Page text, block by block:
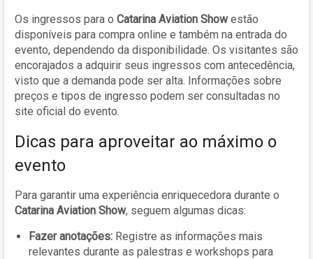
Os ingressos para o Catarina Aviation Showestão
disponíveis para compra online e também na entrada do
evento, dependendo da disponibilidade. Os visitantes são
encorajados a adquirir seus ingressos com antecedência,
visto que a demanda pode ser alta. Informações sobre
preços e tipos de ingresso podem ser consultadas no
site oficial do evento.
Dicas para aproveitar ao máximo o
evento
Para garantir uma experiência enriquecedora durante o
Catarina Aviation Show, seguem algumas dicas:
Fazer anotações: Registre as informações mais
relevantes durante as palestras e workshops para